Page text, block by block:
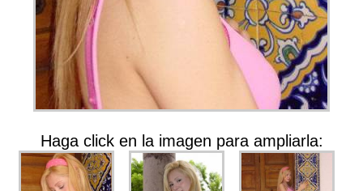
Haga click en la imagen para ampliarla: